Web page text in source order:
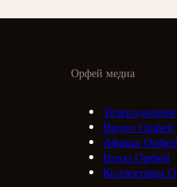
Орфей медиа
Видео Орфей
Афиша
Ноты Орфей
Коллективы